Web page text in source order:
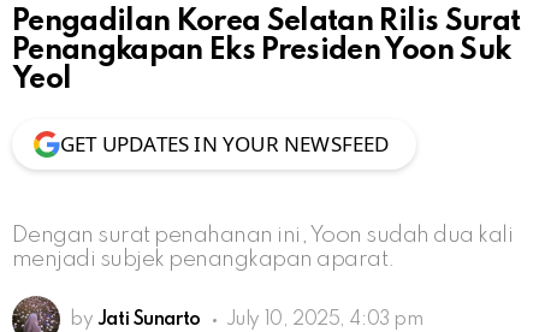
Pengadilan Korea Selatan Rilis Surat
Penangkapan Eks Presiden Yoon Suk
Yeol
GET UPDATES IN YOUR NEWSFEED
Dengan surat penahanan ini, Yoon sudah dua kali
menjadi subjek penangkapan aparat.
by Jati Sunarto July 10, 2025, 4:03 pm